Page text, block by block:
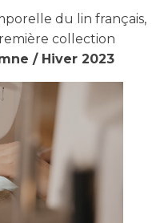
du lin français,
collection
/ Hiver 2023